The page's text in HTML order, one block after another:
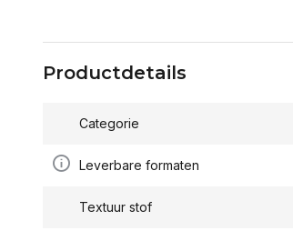
Productdetails
Categorie
Leverbare formaten
Textuur stof